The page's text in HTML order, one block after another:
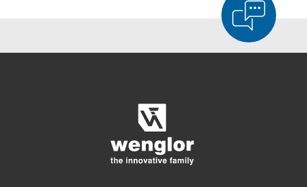
Nascondi